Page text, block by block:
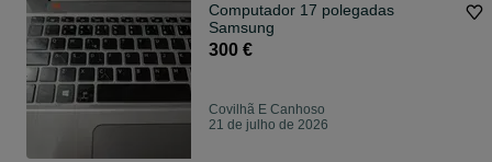
Computador 17 polegadas
Samsung
300 €
Covilhã E Canhoso
21 de julho de 2026